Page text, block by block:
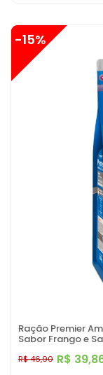
Ração Premier
Sabor Frango e
R$
R$ 46,90
-15%